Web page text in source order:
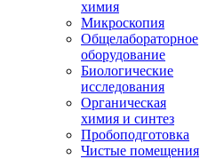
химия
Микроскопия
Общелабораторное
оборудование
Биологические
исследования
Органическая
химия и синтез
Пробоподготовка
Чистые помещения